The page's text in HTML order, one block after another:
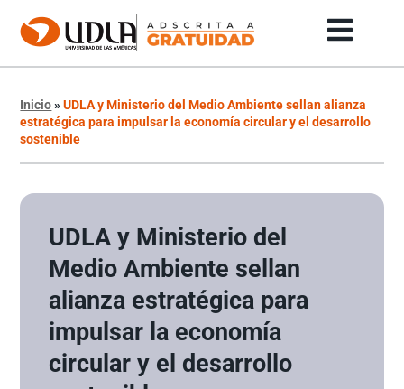
Inicio»UDLA y Ministerio del Medio Ambiente sellan alianza
estratégica para impulsar la economía circular y el desarrollo
sostenible
UDLA y Ministerio del
Medio Ambiente sellan
alianza estratégica para
impulsar la economía
circular y el desarrollo